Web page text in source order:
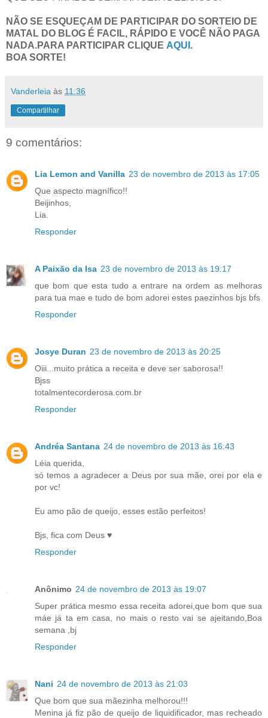
NÃO SE ESQUEÇAM DE PARTICIPAR DO SORTEIO DE
MATAL DO BLOG É FACIL, RÁPIDO E VOCÊ NÃO PAGA
NADA.PARA PARTICIPAR CLIQUE AQUI .
BOA SORTE!
Vanderleia às 11:36
Compartilhar
9 comentários:
Lia Lemon and Vanilla 23 de novembro de 2013 às 17:05
Que aspecto magnífico!!
Beijinhos,
Lia.
Responder
A Paixão da Isa 23 de novembro de 2013 às 19:17
que bom que esta tudo a entrare na ordem as melhoras
para tua mae e tudo de bom adorei estes paezinhos bjs bfs
Responder
Josye Duran 23 de novembro de 2013 às 20:25
Oiii...muito prática a receita e deve ser saborosa!!
Bjss
totalmentecorderosa.com.br
Responder
Andréa Santana 24 de novembro de 2013 às 16:43
Léia querida,
só temos a agradecer a Deus por sua mãe, orei por ela e
por vc!
Eu amo pão de queijo, esses estão perfeitos!
Bjs, fica com Deus ♥
Responder
Anônimo 24 de novembro de 2013 às 19:07
Super prática mesmo essa receita adorei,que bom que sua
máe já ta em casa, no mais o resto vai se ajeitando,Boa
semana ,bj
Responder
Nani 24 de novembro de 2013 às 21:03
Que bom que sua mãezinha melhorou!!!
Menina já fiz pão de queijo de liquidificador, mas recheado